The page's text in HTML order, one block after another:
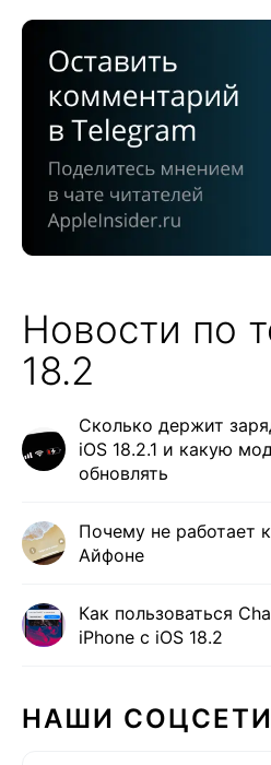
Новости по
18.2
Сколько держит
iOS 18.2.1 и какую
обновлять
Почему не работает
Айфоне
Как пользоваться
iPhone с iOS 18.2
НАШИ СОЦСЕТИ